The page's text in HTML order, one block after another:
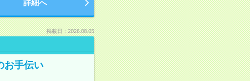
詳細へ
掲載日：2026.08.05
お手伝い